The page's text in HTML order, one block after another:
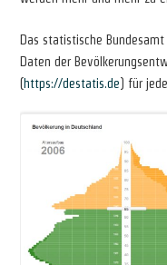
Das statistische
Daten der
(https://destatis.de) für